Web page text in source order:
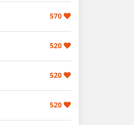
570
520
520
520